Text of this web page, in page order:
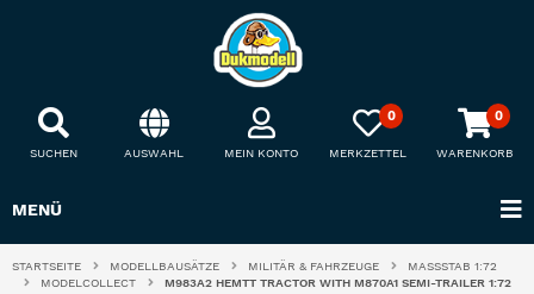
SUCHEN AUSWAHL MEIN KONTO
0
MERKZETTEL
0
WARENKORB
MENÜ
STARTSEITE MODELLBAUSÄTZE MILITÄR & FAHRZEUGE
MASSSTAB 1:72
MODELCOLLECT
M983A2 HEMTT TRACTOR WITH M870A1 SEMI-TRAILER 1:72